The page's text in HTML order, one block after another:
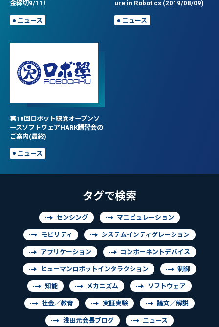
金締切9/11）
ニュース
ure in Robotics (2019/08/09)
ニュース
第18回ロボット聴覚オープンソ
ースソフトウェアHARK講習会の
ご案内(最終)
ニュース
タグで検索
センシング マニピュレーション
モビリティ システムインティグレーション
アプリケーション コンポーネントデバイス
ヒューマンロボットインタラクション 制御
知能 メカニズム ソフトウェア
社会／教育 実証実験 論文／解説
浅田元会長ブログ ニュース